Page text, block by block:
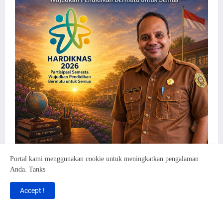
Portal kami menggunakan cookie untuk meningkatkan pengalaman
Anda. Tanks
Accept !